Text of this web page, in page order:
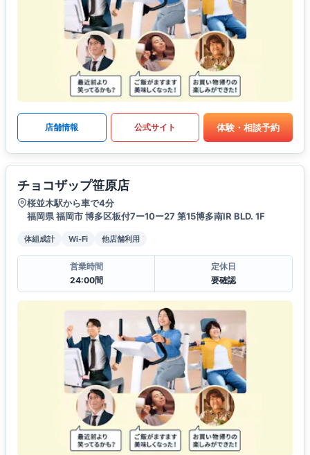
店舗情報 公式サイト 体験・相談予約
チョコザップ笹原店
桜並木駅から車で4分
福岡県 福岡市 博多区板付7ー10ー27 第15博多南IR BLD. 1F
体組成計 Wi-Fi 他店舗利用
営業時間
24:00間
定休日
要確認